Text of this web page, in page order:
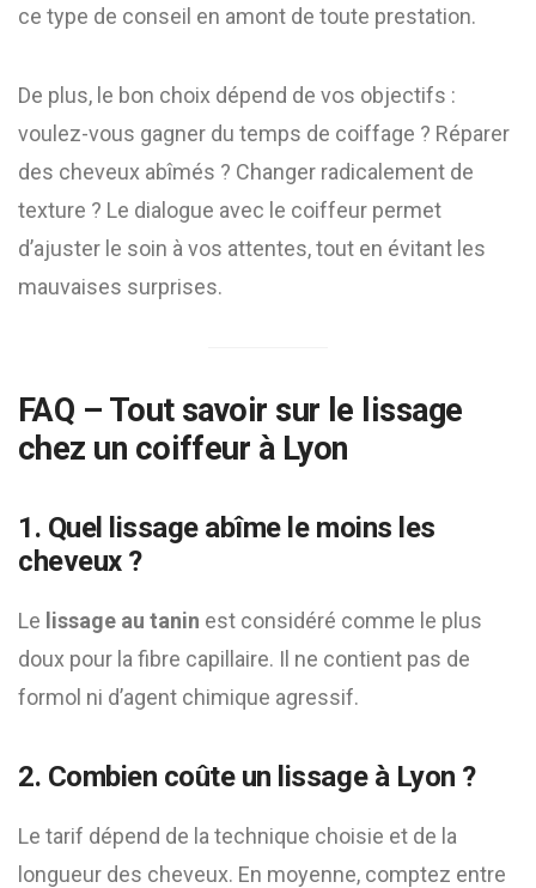
ce type de conseil en amont de toute prestation.
De plus, le bon choix dépend de vos objectifs :
voulez-vous gagner du temps de coiffage ? Réparer
des cheveux abîmés ? Changer radicalement de
texture ? Le dialogue avec le coiffeur permet
d’ajuster le soin à vos attentes, tout en évitant les
mauvaises surprises.
FAQ – Tout savoir sur le lissage
chez un coiffeur à Lyon
1. Quel lissage abîme le moins les
cheveux ?
Le lissage au tanin est considéré comme le plus
doux pour la fibre capillaire. Il ne contient pas de
formol ni d’agent chimique agressif.
2. Combien coûte un lissage à Lyon ?
Le tarif dépend de la technique choisie et de la
longueur des cheveux. En moyenne, comptez entre